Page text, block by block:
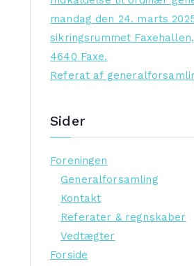
mandag den 24. marts
sikringsrummet
4640 Faxe.
Referat af
Sider
Foreningen
Generalforsamling
Kontakt
Referater & regnskaber
Vedtægter
Forside